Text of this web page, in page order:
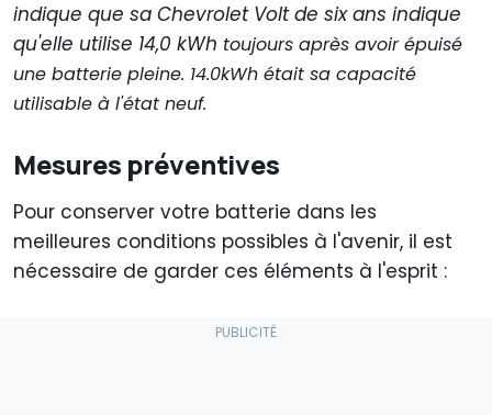
indique que sa Chevrolet Volt de six ans indique
qu'elle utilise 14,0 kWh toujours après avoir épuisé
une batterie pleine. 14.0kWh était sa capacité
utilisable à l'état neuf.
Mesures préventives
Pour conserver votre batterie dans les
meilleures conditions possibles à l'avenir, il est
nécessaire de garder ces éléments à l'esprit :